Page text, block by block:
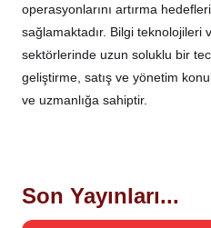
operasyonlarını artırma
sağlamaktadır. Bilgi teknolojileri
sektörlerinde uzun soluklu bir
geliştirme, satış ve yönetim
ve uzmanlığa sahiptir.
Son Yayınları...